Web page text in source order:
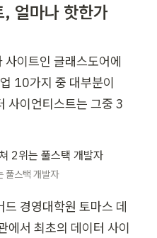
얼마나 핫한가
사이트인 글래스도어에
10가지 중 대부분이
사이언티스트는 그중 3
풀스택 개발자
경영대학원 토마스 데
에서 최초의 데이터 사이